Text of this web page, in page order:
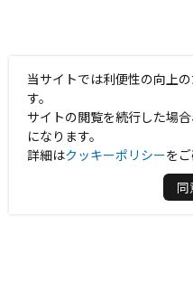
当サイトでは利便性の向上
す。
サイトの閲覧を続行した場
になります。
詳細はクッキーポリシーを
同